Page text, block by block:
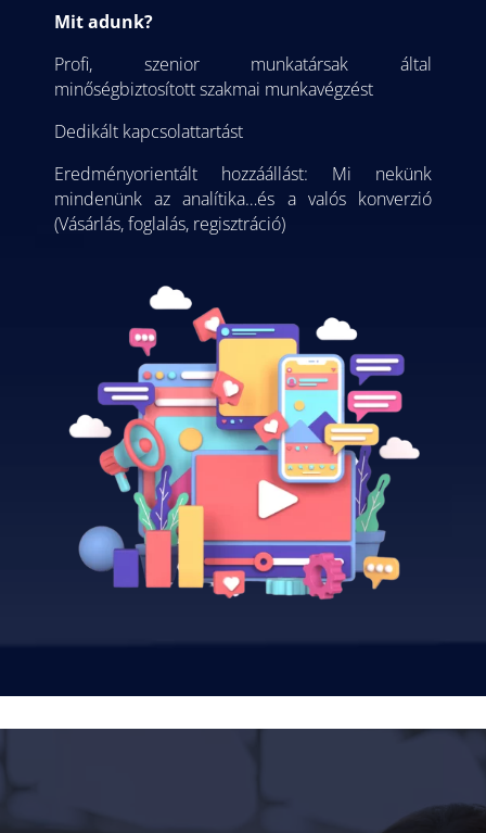
Mit adunk?
Profi, szenior munkatársak által
minőségbiztosított szakmai munkavégzést
Dedikált kapcsolattartást
Eredményorientált hozzáállást: Mi nekünk
mindenünk az analítika…és a valós konverzió
(Vásárlás, foglalás, regisztráció)